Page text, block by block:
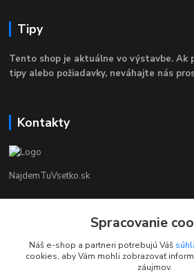
Tipy
Tento shop je aktuálne vo výstavbe. Ak
tipy alebo požiadavky, neváhajte nás
Kontakty
NajdemTuVsetko.sk
+421 902250190
info@najdemtuvsetko.sk
Spracovanie
Náš e-shop a partneri potrebujú Váš
cookies, aby Vám mohli zobrazovať
záujmov.